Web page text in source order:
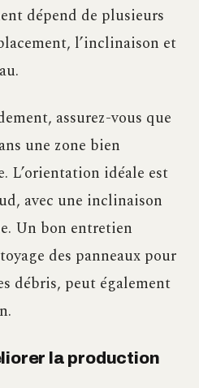
dépend de plusieurs
l’inclinaison et
assurez-vous que
une zone bien
L’orientation idéale est
avec une inclinaison
Un bon entretien
des panneaux pour
débris, peut également
la production